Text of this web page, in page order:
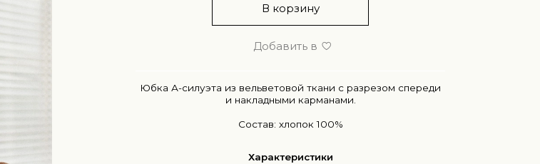
В корзину
Добавить в
Юбка А-силуэта из вельветовой ткани с разрезом спереди
и накладными карманами.
Состав: хлопок 100%
Характеристики